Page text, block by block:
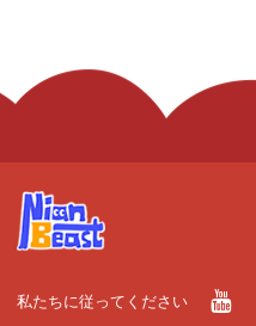
私たちに従ってください